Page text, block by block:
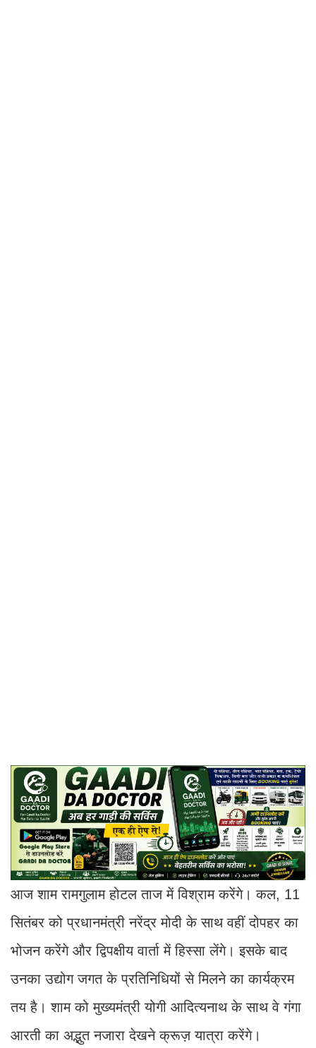
आज शाम रामगुलाम होटल ताज में विश्राम करेंगे। कल, 11
सितंबर को प्रधानमंत्री नरेंद्र मोदी के साथ वहीं दोपहर का
भोजन करेंगे और द्विपक्षीय वार्ता में हिस्सा लेंगे। इसके बाद
उनका उद्योग जगत के प्रतिनिधियों से मिलने का कार्यक्रम
तय है। शाम को मुख्यमंत्री योगी आदित्यनाथ के साथ वे गंगा
आरती का अद्भुत नजारा देखने क्रूज़ यात्रा करेंगे।